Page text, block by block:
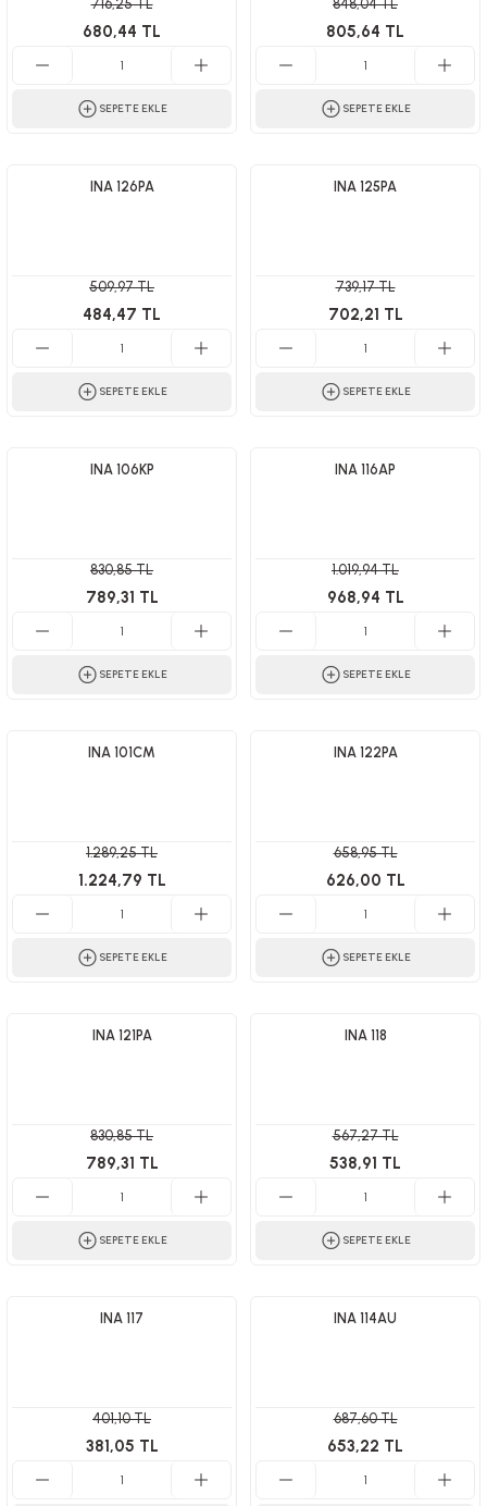
716,25 TL
680,44 TL
SEPETE EKLE
848,04 TL
805,64 TL
SEPETE EKLE
INA 126PA
509,97 TL
484,47 TL
SEPETE EKLE
INA 125PA
739,17 TL
702,21 TL
SEPETE EKLE
INA 106KP
830,85 TL
789,31 TL
SEPETE EKLE
INA 116AP
1.019,94 TL
968,94 TL
SEPETE EKLE
INA 101CM
1.289,25 TL
1.224,79 TL
SEPETE EKLE
INA 122PA
658,95 TL
626,00 TL
SEPETE EKLE
INA 121PA
830,85 TL
789,31 TL
SEPETE EKLE
INA 118
567,27 TL
538,91 TL
SEPETE EKLE
INA 117
401,10 TL
381,05 TL
INA 114AU
687,60 TL
653,22 TL